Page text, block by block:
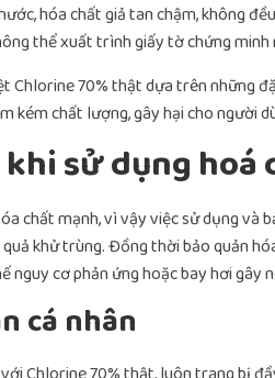
hóa chất giả tan chậm, không
thể xuất trình giấy tờ chứng
Chlorine 70% thật dựa trên những
kém chất lượng, gây hại cho người
sử dụng
chất mạnh, vì vậy việc sử dụng
khử trùng. Đồng thời bảo quản
nguy cơ phản ứng hoặc bay hơi gây
cá nhân